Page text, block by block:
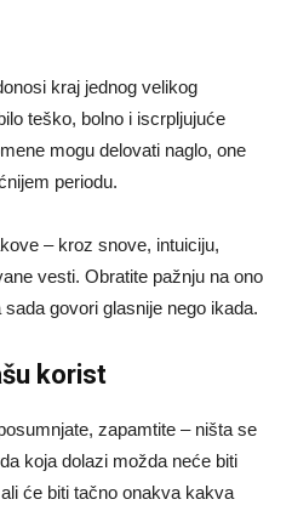
kraj jednog velikog
teško, bolno i iscrpljujuće
mogu delovati naglo, one
periodu.
– kroz snove, intuiciju,
vesti. Obratite pažnju na ono
govori glasnije nego ikada.
korist
zapamtite – ništa se
koja dolazi možda neće biti
će biti tačno onakva kakva